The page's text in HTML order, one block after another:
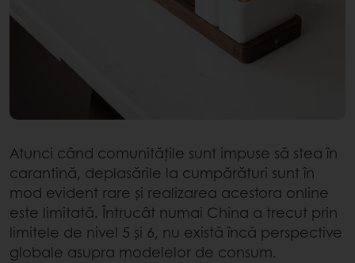
Atunci când comunitățile sunt impuse să stea în
carantină, deplasările la cumpărături sunt în
mod evident rare și realizarea acestora online
este limitată. Întrucât numai China a trecut prin
limitele de nivel 5 și 6, nu există încă perspective
globale asupra modelelor de consum.